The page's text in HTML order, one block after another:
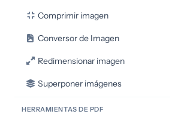
Comprimir imagen
Conversor de Imagen
Redimensionar imagen
Superponer imágenes
HERRAMIENTAS DE PDF